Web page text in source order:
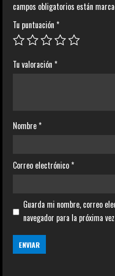
campos obligatorios están
Tu puntuación *
Tu valoración *
Nombre *
Correo electrónico *
Guarda mi nombre, correo
navegador para la próxima